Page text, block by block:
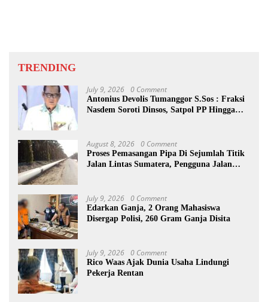
TRENDING
July 9, 2026 0 Comment
Antonius Devolis Tumanggor S.Sos : Fraksi
Nasdem Soroti Dinsos, Satpol PP Hingga
August 8, 2026 0 Comment
Proses Pemasangan Pipa Di Sejumlah Titik
Jalan Lintas Sumatera, Pengguna Jalan
July 9, 2026 0 Comment
Edarkan Ganja, 2 Orang Mahasiswa
Disergap Polisi, 260 Gram Ganja Disita
July 9, 2026 0 Comment
Rico Waas Ajak Dunia Usaha Lindungi
Pekerja Rentan